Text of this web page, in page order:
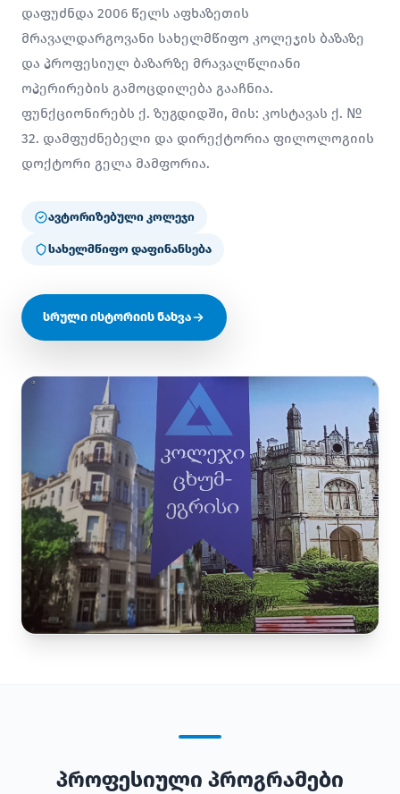
დაფუძნდა 2006 წელს აფხაზეთის
მრავალდარგოვანი სახელმწიფო კოლეჯის ბაზაზე
და პროფესიულ ბაზარზე მრავალწლიანი
ოპერირების გამოცდილება გააჩნია.
ფუნქციონირებს ქ. ზუგდიდში, მის: კოსტავას ქ. №
32. დამფუძნებელი და დირექტორია ფილოლოგიის
დოქტორი გელა მამფორია.
ავტორიზებული კოლეჯი
სახელმწიფო დაფინანსება
სრული ისტორიის ნახვა
პროფესიული პროგრამები